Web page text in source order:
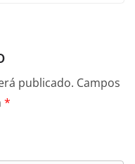
publicado. Campos
*